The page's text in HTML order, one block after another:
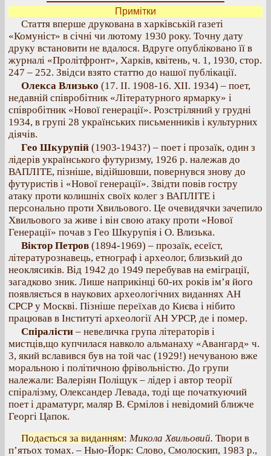
Примітки
Стаття вперше друкована в харківській газеті
«Комуніст» в січні чи лютому 1930 року. Точну дату
друку встановити не вдалося. Вдруге опубліковано її в
журналі «Пролітфронт», Харків, квітень, ч. 1, 1930, стор.
247 – 252. Звідси взято статтю до нашої публікації.
Олекса Влизько (17. II. 1908-16. XII. 1934) – поет,
недавній співробітник «Літературного ярмарку» і
співробітник «Нової генерації». Розстріляний у грудні
1934, в групі 28 українських письменників і культурних
діячів.
Гео Шкурупій (1903-1943?) – поет і прозаїк, один з
лідерів українського футуризму, 1926 р. належав до
ВАПЛІТЕ, пізніше, відійшовши, повернувся знову до
футуристів і «Нової генерації». Звідти повів гостру
атаку проти колишніх своїх колег з ВАПЛІТЕ і
персонально проти Хвильового. Це очевидячки зачепило
Хвильового за живе і він свою атаку проти «Нової
Генерації» почав з Гео Шкурупія і О. Влизька.
Віктор Петров (1894-1969) – прозаїк, есеїст,
літературознавець, етнограф і археолог, близький до
неоклясиків. Від 1942 до 1949 перебував на еміграції,
загадково зник. Лише наприкінці 60-их років ім’я його
появляється в наукових археологічних виданнях АН
СРСР у Москві. Пізніше переїхав до Києва і нібито
працював в Інституті археології АН УРСР, де і помер.
Спіралісти – невеличка група літераторів і
мистців,що купчилася навколо альманаху «Авангард» ч.
3, який вславився був на той час (1929!) нечуваною вже
моральною і політичною фрівольністю. До групи
належали: Валеріян Поліщук – лідер і автор теорії
спіралізму, Олександер Левада, тоді ще початкуючий
поет і драматург, маляр В. Єрмілов і невідомий ближче
Георгі Цапок.
Подається за виданням: Микола Хвильовий. Твори в
п’ятьох томах. – Нью-Йорк: Слово, Смолоскип, 1983 р.,